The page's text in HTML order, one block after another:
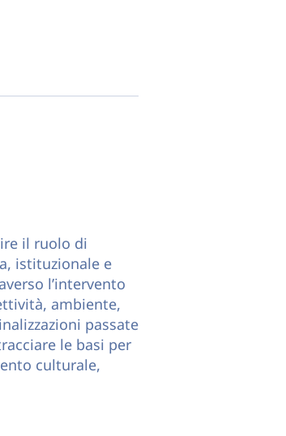
il ruolo di
istituzionale e
l’intervento
ambiente,
passate
le basi per
culturale,